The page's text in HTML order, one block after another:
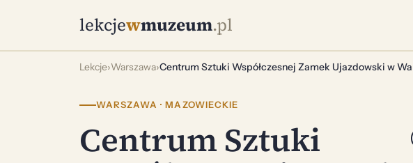
lekcjewmuzeum.pl
Lekcje›Warszawa›Centrum Sztuki Współczesnej Zamek Ujazdowski w
WARSZAWA · MAZOWIECKIE
Centrum Sztuki